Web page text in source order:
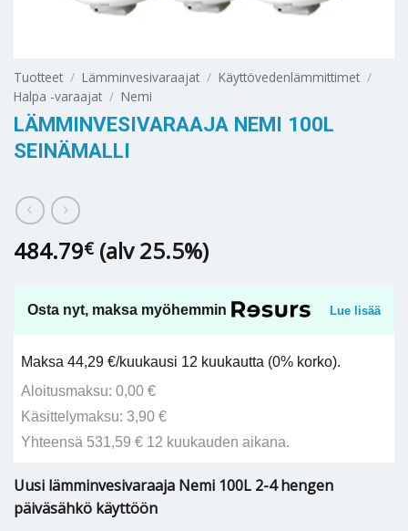
Tuotteet / Lämminvesivaraajat / Käyttövedenlämmittimet /
Halpa -varaajat / Nemi
LÄMMINVESIVARAAJA NEMI 100L
SEINÄMALLI
484.79€ (alv 25.5%)
Osta nyt, maksa myöhemmin Lue lisää
Maksa 44,29 €/kuukausi 12 kuukautta (0% korko).
Aloitusmaksu: 0,00 €
Käsittelymaksu: 3,90 €
Yhteensä 531,59 € 12 kuukauden aikana.
Uusi lämminvesivaraaja Nemi 100L 2-4 hengen
päiväsähkö käyttöön